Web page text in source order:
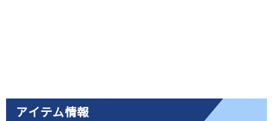
アイテム情報